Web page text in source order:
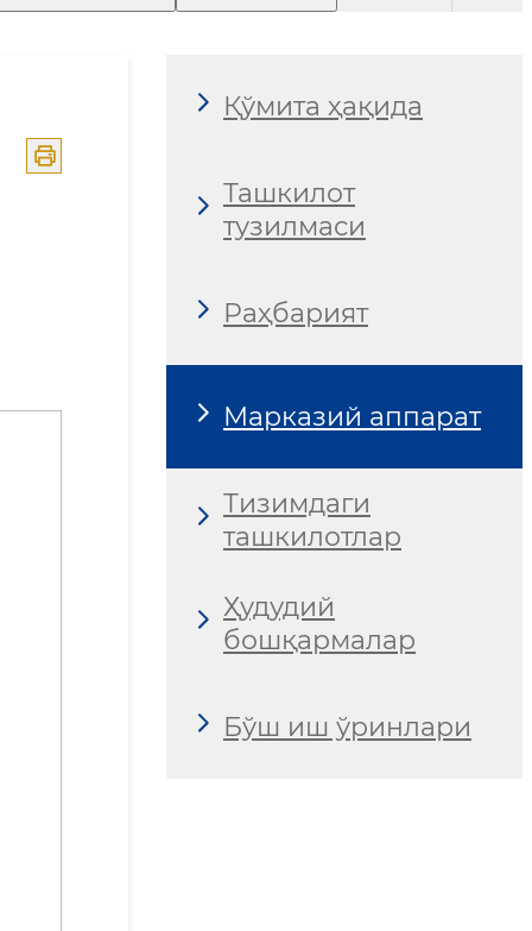
Қўмита ҳақида
Ташкилот
тузилмаси
Раҳбарият
Марказий аппарат
Тизимдаги
ташкилотлар
Ҳудудий
бошқармалар
Бўш иш ўринлари